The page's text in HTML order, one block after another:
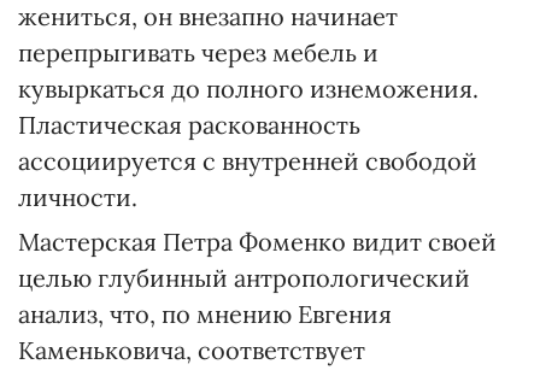
жениться, он внезапно начинает
перепрыгивать через мебель и
кувыркаться до полного изнеможения.
Пластическая раскованность
ассоциируется с внутренней свободой
личности.
Мастерская Петра Фоменко видит своей
целью глубинный антропологический
анализ, что, по мнению Евгения
Каменьковича, соответствует